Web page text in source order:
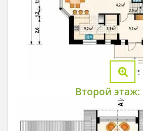
Второй этаж: